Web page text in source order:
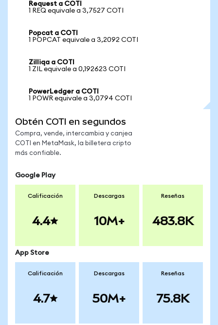
Request a COTI
1 REQ equivale a 3,7527 COTI
Popcat a COTI
1 POPCAT equivale a 3,2092 COTI
Zilliqa a COTI
1 ZIL equivale a 0,192623 COTI
PowerLedger a COTI
1 POWR equivale a 3,0794 COTI
Obtén COTI en segundos
Compra, vende, intercambia y canjea
COTI en MetaMask, la billetera cripto
más confiable.
Google Play
Calificación
4.4
Descargas
10M+
Reseñas
483.8K
App Store
Calificación
4.7
Descargas
50M+
Reseñas
75.8K